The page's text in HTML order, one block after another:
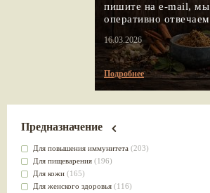
пишите на e-mail, мы
оперативно отвечаем
16.03.2026
Подробнее
Предназначение
Для повышения иммунитета (203)
Для пищеварения (196)
Для кожи (165)
Для женского здоровья (116)